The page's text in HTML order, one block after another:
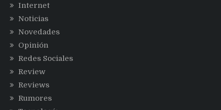
Internet
Noticias
Novedades
Opinión
Redes Sociales
Review
Reviews
Rumores